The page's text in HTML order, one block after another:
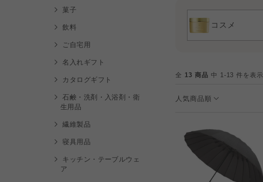
菓子
飲料
ご自宅用
名入れギフト
カタログギフト
石鹸・洗剤・入浴剤・衛
生用品
繊維製品
寝具用品
キッチン・テーブルウェ
ア
コスメ
全 13 商品 中 1-13 件を表示
人気商品順